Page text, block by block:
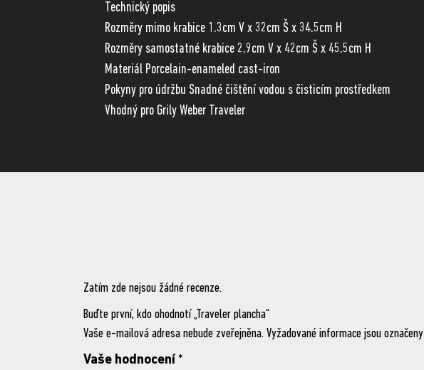
Technický popis
Rozměry mimo krabice 1.3cm V x 32cm Š x 34.5cm H
Rozměry samostatné krabice 2.9cm V x 42cm Š x 45.5cm H
Materiál Porcelain-enameled cast-iron
Pokyny pro údržbu Snadné čištění vodou s čisticím prostředkem
Vhodný pro Grily Weber Traveler
Zatím zde nejsou žádné recenze.
Buďte první, kdo ohodnotí „Traveler plancha“
Vaše e-mailová adresa nebude zveřejněna. Vyžadované informace jsou označeny
Vaše hodnocení *